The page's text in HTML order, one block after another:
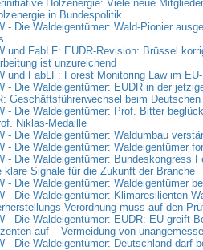
Holzenergie: Viele neue
in Bundespolitik
- Die Waldeigentümer: Wald-Pionier
und FabLF: EUDR-Revision: Brüssel
ist unzureichend
und FabLF: Forest Monitoring Law im
- Die Waldeigentümer: EUDR in der
Geschäftsführerwechsel beim
- Die Waldeigentümer: Prof. Bitter
Niklas-Medaille
- Die Waldeigentümer: Waldumbau
- Die Waldeigentümer: Waldeigentümer
- Die Waldeigentümer: Bundeskongress
klare Signale für die Zukunft der Branche
- Die Waldeigentümer: Waldeigentümer
- Die Waldeigentümer: Klimaresilienten
Verordnung muss auf den
- Die Waldeigentümer: EUDR: EU greift
auf – Vermeidung von
- Die Waldeigentümer: Deutschland darf